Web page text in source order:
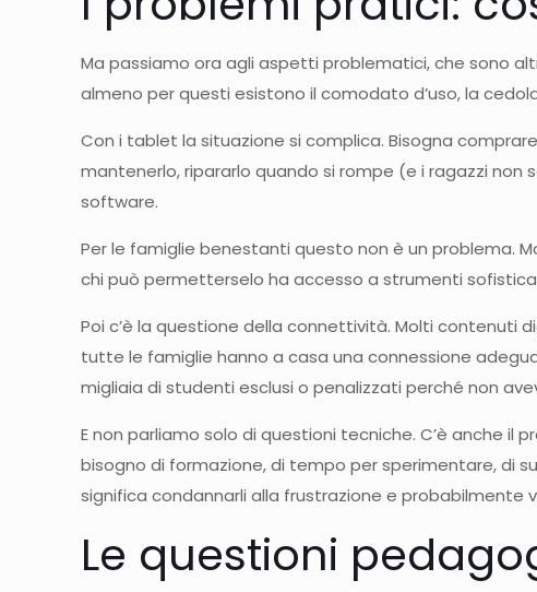
Ma passiamo ora agli aspetti problematici, che sono
almeno per questi esistono il comodato d’uso, la
Con i tablet la situazione si complica. Bisogna
mantenerlo, ripararlo quando si rompe (e i ragazzi
software.
Per le famiglie benestanti questo non è un problema.
chi può permetterselo ha accesso a strumenti
Poi c’è la questione della connettività. Molti contenuti
tutte le famiglie hanno a casa una connessione
migliaia di studenti esclusi o penalizzati perché non
E non parliamo solo di questioni tecniche. C’è anche
bisogno di formazione, di tempo per sperimentare, di
significa condannarli alla frustrazione e
Le questioni